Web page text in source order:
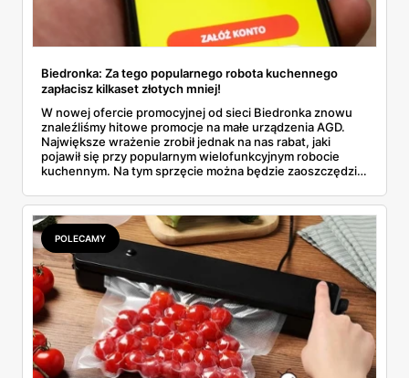
Biedronka: Za tego popularnego robota kuchennego
zapłacisz kilkaset złotych mniej!
W nowej ofercie promocyjnej od sieci Biedronka znowu
znaleźliśmy hitowe promocje na małe urządzenia AGD.
Największe wrażenie zrobił jednak na nas rabat, jaki
pojawił się przy popularnym wielofunkcyjnym robocie
kuchennym. Na tym sprzęcie można będzie zaoszczędzić
chodzi? Jak duża jest to okazja cenowa? Przeczytaj nasz
artykuł i dowiedz się.
POLECAMY